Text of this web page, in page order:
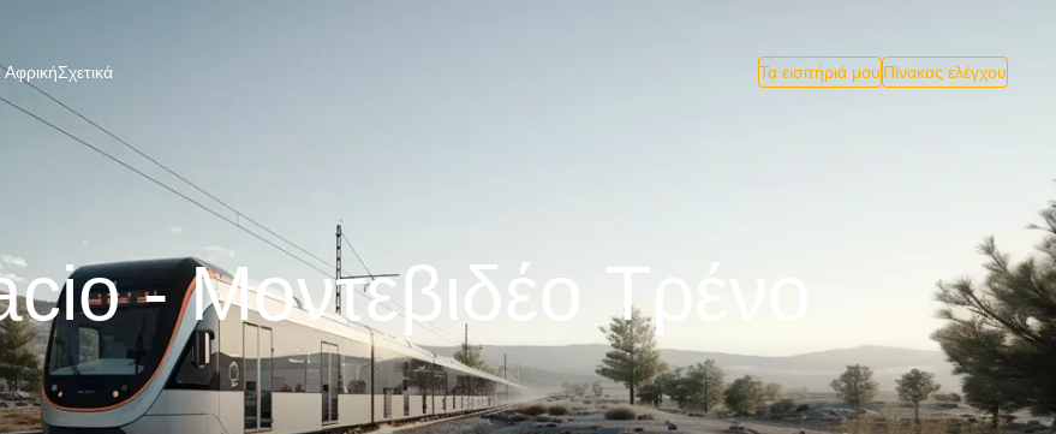
Σχετικά Τα εισιτήριά μου Πίνακας ελέγχου
- Μοντεβιδέο Tρένο